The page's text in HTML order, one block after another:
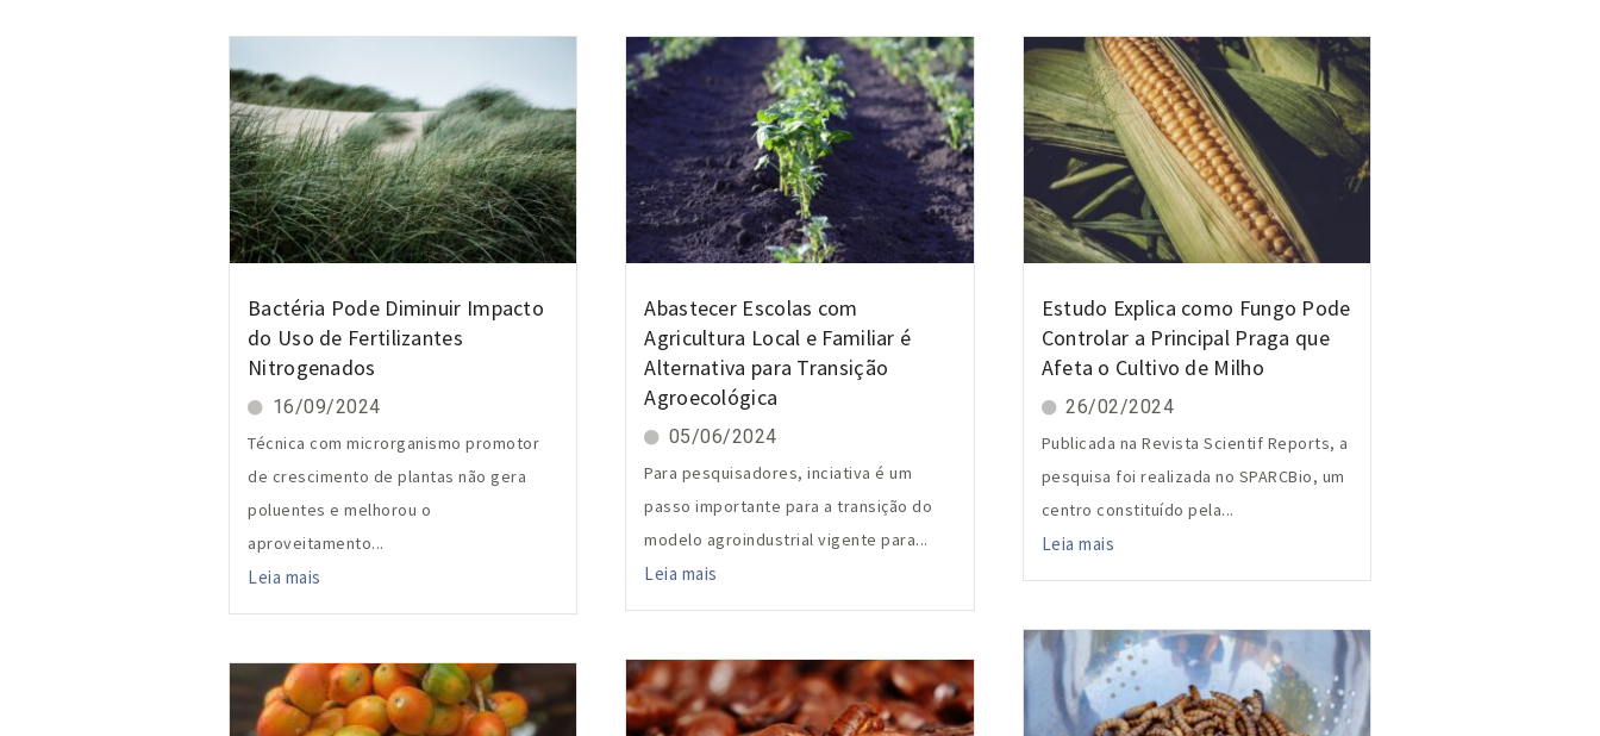
Bactéria Pode Diminuir Impacto
do Uso de Fertilizantes
Nitrogenados
16/09/2024
Técnica com microrganismo promotor
de crescimento de plantas não gera
poluentes e melhorou o
aproveitamento...
Leia mais
Abastecer Escolas com
Agricultura Local e Familiar é
Alternativa para Transição
Agroecológica
05/06/2024
Para pesquisadores, inciativa é um
passo importante para a transição do
modelo agroindustrial vigente para...
Leia mais
Estudo Explica como Fungo Pode
Controlar a Principal Praga que
Afeta o Cultivo de Milho
26/02/2024
Publicada na Revista Scientif Reports, a
pesquisa foi realizada no SPARCBio, um
centro constituído pela...
Leia mais